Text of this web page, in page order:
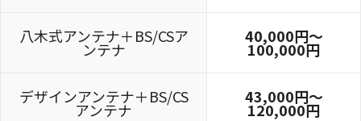
八木式アンテナ＋BS/CSア
ンテナ
40,000円～
100,000円
デザインアンテナ＋BS/CS
アンテナ
43,000円～
120,000円